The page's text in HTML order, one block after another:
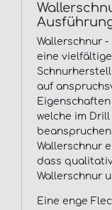
Wallerschnur
eine
auf
welche im
Wallerschnur
dass
Wallerschnur
Eine enge